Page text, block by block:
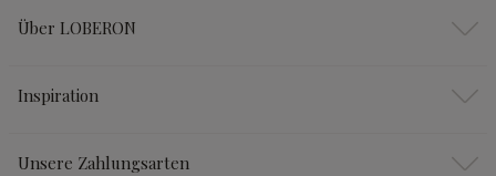
Über LOBERON
Inspiration
Unsere Zahlungsarten